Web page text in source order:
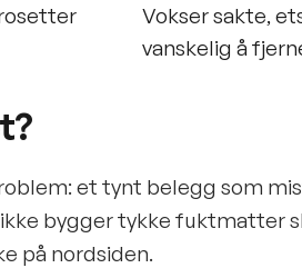
Vokser sakte,
vanskelig å
et tynt belegg som
bygger tykke fuktmatter
på nordsiden.